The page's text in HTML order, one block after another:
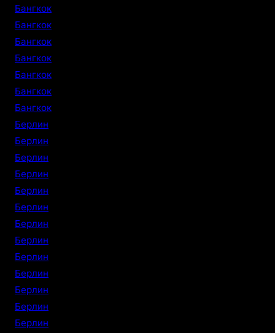
Бангкок
Бангкок
Бангкок
Бангкок
Бангкок
Бангкок
Бангкок
Берлин
Берлин
Берлин
Берлин
Берлин
Берлин
Берлин
Берлин
Берлин
Берлин
Берлин
Берлин
Берлин